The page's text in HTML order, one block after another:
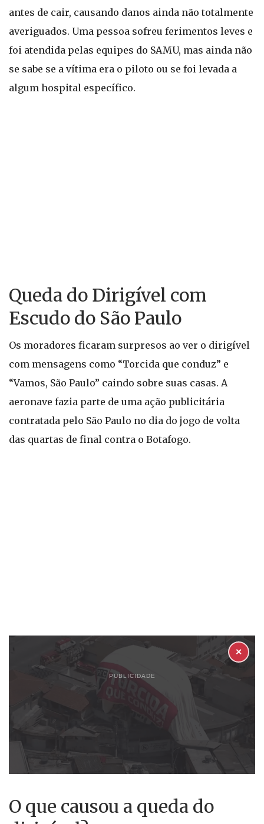
antes de cair, causando danos ainda não totalmente
averiguados. Uma pessoa sofreu ferimentos leves e
foi atendida pelas equipes do SAMU, mas ainda não
se sabe se a vítima era o piloto ou se foi levada a
algum hospital específico.
Queda do Dirigível com
Escudo do São Paulo
Os moradores ficaram surpresos ao ver o dirigível
com mensagens como “Torcida que conduz” e
“Vamos, São Paulo” caindo sobre suas casas. A
aeronave fazia parte de uma ação publicitária
contratada pelo São Paulo no dia do jogo de volta
das quartas de final contra o Botafogo.
PUBLICIDADE
✕
O que causou a queda do